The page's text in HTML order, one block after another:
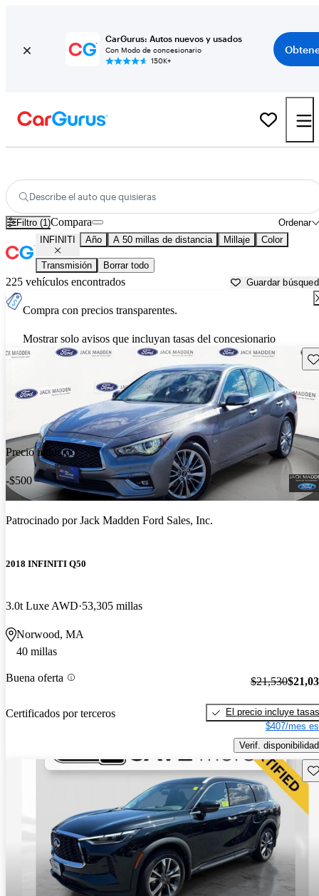
CarGurus: Autos nuevos y usados
Con Modo de concesionario
150K+
Describe el auto que quisieras
Filtro (1) Ordenar
Compara
INFINITI Año A 50 millas de distancia Millaje Color
Transmisión Borrar todo
225 vehículos encontrados Guardar
Compra con precios transparentes.
Mostrar solo avisos que incluyan tasas del concesionario
Precio reducido
-$500
Patrocinado porJack Madden Ford Sales, Inc.
2018 INFINITI Q50
3.0t Luxe AWD 53,305 millas
Norwood, MA
40 millas
Buena oferta
Certificados por terceros
$21,530
El precio incluye tasas
$407/mes
Verif. disponibilidad